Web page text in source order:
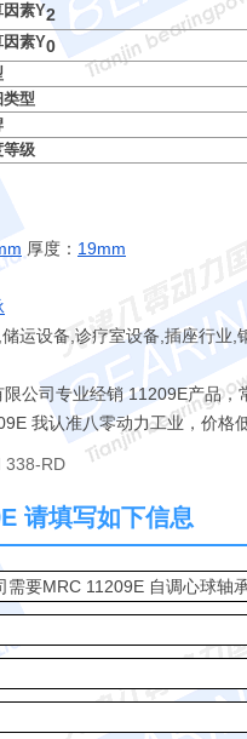
因素Y2
因素Y0
型
等级
厚度： 19mm
运设备,诊疗室设备,插座行业
公司专业经销 11209E产品
我认准八零动力工业，价
338-RD
请填写如下信息